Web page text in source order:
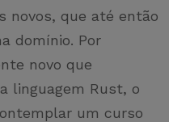
novos, que até então
domínio. Por
novo que
linguagem Rust, o
um curso